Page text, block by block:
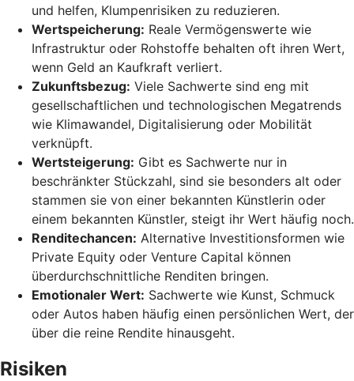
und helfen, Klumpenrisiken zu reduzieren.
Wertspeicherung: Reale Vermögenswerte wie
Infrastruktur oder Rohstoffe behalten oft ihren Wert,
wenn Geld an Kaufkraft verliert.
Zukunftsbezug: Viele Sachwerte sind eng mit
gesellschaftlichen und technologischen Megatrends
wie Klimawandel, Digitalisierung oder Mobilität
verknüpft.
Wertsteigerung: Gibt es Sachwerte nur in
beschränkter Stückzahl, sind sie besonders alt oder
stammen sie von einer bekannten Künstlerin oder
einem bekannten Künstler, steigt ihr Wert häufig noch.
Renditechancen: Alternative Investitionsformen wie
Private Equity oder Venture Capital können
überdurchschnittliche Renditen bringen.
Emotionaler Wert: Sachwerte wie Kunst, Schmuck
oder Autos haben häufig einen persönlichen Wert, der
über die reine Rendite hinausgeht.
Risiken